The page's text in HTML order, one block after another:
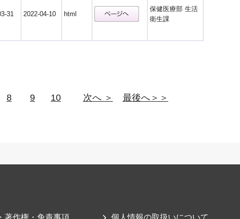
31 2022-04-10 html
保健医療部 生活
衛生課
8 9 10 次へ ＞ 最後へ＞＞